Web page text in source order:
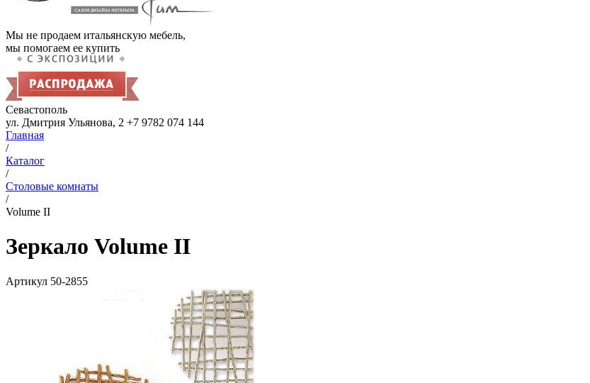
Мы не продаем итальянскую мебель,
мы помогаем ее купить
Севастополь
ул. Дмитрия Ульянова, 2 +7 9782 074 144
Главная
/
Каталог
/
Столовые комнаты
/
Volume II
Зеркало Volume II
Артикул 50-2855